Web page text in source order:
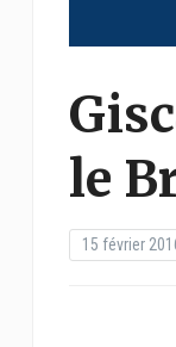
le
15 février